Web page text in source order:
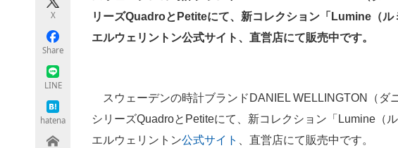
モノづくり技術者専門サイト エレクトロニクス専門サイト
X
Share
LINE
hatena
リーズQuadroとPetiteにて、新コレクション「Lumine（
エルウェリントン公式サイト、直営店にて販売中です。
スウェーデンの時計ブランドDANIEL WELLINGTON（ダ
シリーズQuadroとPetiteにて、新コレクション「Lumine（
エルウェリントン公式サイト 、直営店にて販売中です。